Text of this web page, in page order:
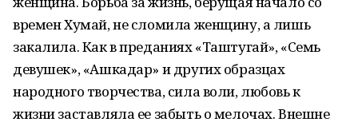
времен Хумай, не сломила женщину, а лишь
закалила. Как в преданиях «Таштугай», «Семь
девушек», «Ашкадар» и других образцах
народного творчества, сила воли, любовь к
жизни заставляла ее забыть о мелочах. Внешне